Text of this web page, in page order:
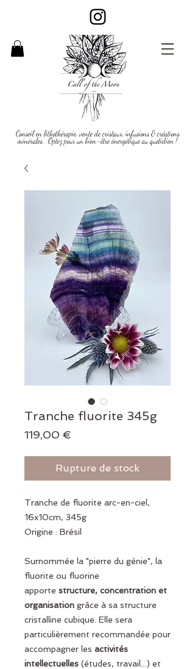
Conseil en lithothérapie, vente de cristaux, infusions & créations
minérales . Optez pour un bien-être énergétique au quotidien !
Tranche fluorite 345g
119,00 €
Rupture de stock
Tranche de fluorite arc-en-ciel,
16x10cm, 345g
Origine : Brésil
Surnommée la "pierre du génie", la
fluorite ou fluorine
apporte structure, concentration et
organisation grâce à sa structure
cristalline cubique. Elle sera
particulièrement recommandée pour
accompagner les activités
intellectuelles (études, travail...) et